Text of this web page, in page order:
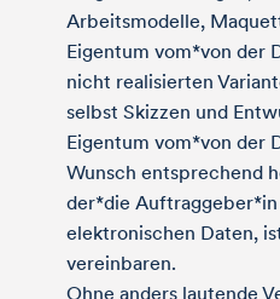
Arbeitsmodelle,
Eigentum vom*von der
nicht realisierten
selbst Skizzen und
Eigentum vom*von der
Wunsch entsprechend
der*die Auftraggeber*in
elektronischen Daten,
vereinbaren.
Ohne anders lautende